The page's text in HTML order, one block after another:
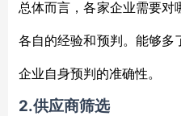
总体而言，各家企业需要对
各自的经验和预判。能够多
企业自身预判的准确性。
2.供应商筛选